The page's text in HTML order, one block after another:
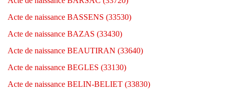
Acte de naissance BASSENS (33530)
Acte de naissance BAZAS (33430)
Acte de naissance BEAUTIRAN (33640)
Acte de naissance BEGLES (33130)
Acte de naissance BELIN-BELIET (33830)